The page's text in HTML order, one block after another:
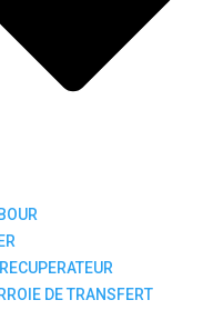
DE TRANSFERT